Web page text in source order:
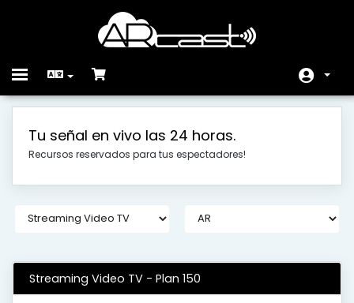
Toggle
Magasin
Base de connaissances
Contactez-nous
Tu señal en vivo las 24 horas.
Recursos reservados para tus espectadores!
Streaming Video TV - Plan 150